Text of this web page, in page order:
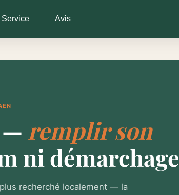
Service Avis
— remplir son
ni démarchage
recherché localement — la